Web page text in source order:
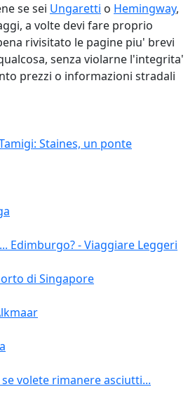
se sei Ungaretti o Hemingway,
a volte devi fare proprio
rivisitato le pagine piu' brevi
senza violarne l'integrita'
prezzi o informazioni stradali
Staines, un ponte
Edimburgo? - Viaggiare Leggeri
di Singapore
volete rimanere asciutti...